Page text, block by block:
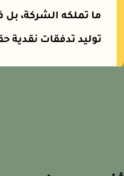
ما تملكه الشركة، بل
توليد تدفقات نقدية